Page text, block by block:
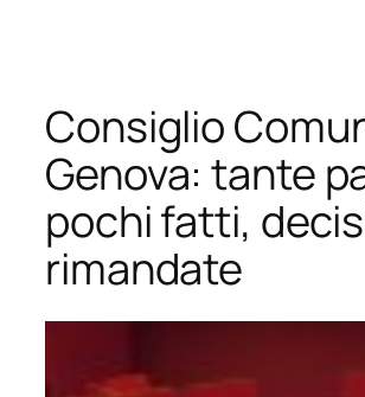
contenuto
Consiglio
Genova: tante
pochi fatti,
rimandate